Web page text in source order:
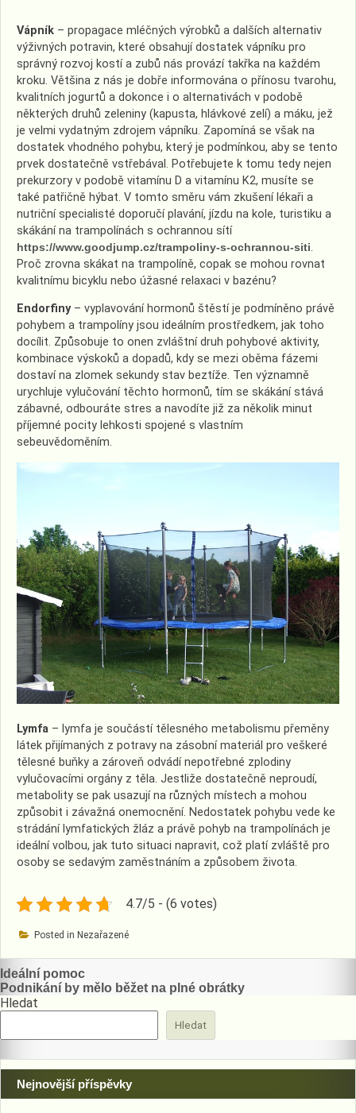
Vápník – propagace mléčných výrobků a dalších alternativ
výživných potravin, které obsahují dostatek vápníku pro
správný rozvoj kostí a zubů nás provází takřka na každém
kroku. Většina z nás je dobře informována o přínosu tvarohu,
kvalitních jogurtů a dokonce i o alternativách v podobě
některých druhů zeleniny (kapusta, hlávkové zelí) a máku, jež
je velmi vydatným zdrojem vápníku. Zapomíná se však na
dostatek vhodného pohybu, který je podmínkou, aby se tento
prvek dostatečně vstřebával. Potřebujete k tomu tedy nejen
prekurzory v podobě vitamínu D a vitamínu K2, musíte se
také patřičně hýbat. V tomto směru vám zkušení lékaři a
nutriční specialisté doporučí plavání, jízdu na kole, turistiku a
skákání na trampolínách s ochrannou sítí
https://www.goodjump.cz/trampoliny-s-ochrannou-siti.
Proč zrovna skákat na trampolíně, copak se mohou rovnat
kvalitnímu bicyklu nebo úžasné relaxaci v bazénu?
Endorfiny– vyplavování hormonů štěstí je podmíněno právě
pohybem a trampolíny jsou ideálním prostředkem, jak toho
docílit. Způsobuje to onen zvláštní druh pohybové aktivity,
kombinace výskoků a dopadů, kdy se mezi oběma fázemi
dostaví na zlomek sekundy stav beztíže. Ten významně
urychluje vylučování těchto hormonů, tím se skákání stává
zábavné, odbouráte stres a navodíte již za několik minut
příjemné pocity lehkosti spojené s vlastním
sebeuvědoměním.
Lymfa – lymfa je součástí tělesného metabolismu přeměny
látek přijímaných z potravy na zásobní materiál pro veškeré
tělesné buňky a zároveň odvádí nepotřebné zplodiny
vylučovacími orgány z těla. Jestliže dostatečně neproudí,
metabolity se pak usazují na různých místech a mohou
způsobit i závažná onemocnění. Nedostatek pohybu vede ke
strádání lymfatických žláz a právě pohyb na trampolínách je
ideální volbou, jak tuto situaci napravit, což platí zvláště pro
osoby se sedavým zaměstnáním a způsobem života.
4.7/5 - (6 votes)
Posted in Nezařazené
Navigace
pro
Ideální pomoc
Podnikání by mělo běžet na plné obrátky
Hledat
Hledat
Nejnovější příspěvky